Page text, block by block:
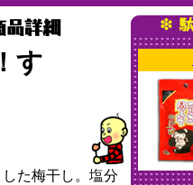
す
た梅干し。塩分